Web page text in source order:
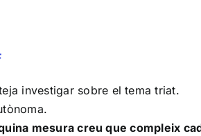
investigar sobre el tema triat.
mesura creu que compleix